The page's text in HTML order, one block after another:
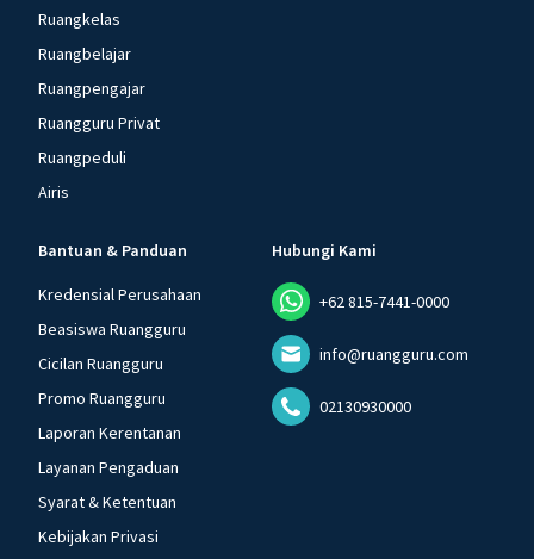
Ruangkelas
Ruangbelajar
Ruangpengajar
Ruangguru Privat
Ruangpeduli
Airis
Bantuan & Panduan
Kredensial Perusahaan
Beasiswa Ruangguru
Cicilan Ruangguru
Promo Ruangguru
Laporan Kerentanan
Layanan Pengaduan
Syarat & Ketentuan
Kebijakan Privasi
Hubungi Kami
+62 815-7441-0000
info@ruangguru.com
02130930000